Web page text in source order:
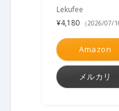
Lekufee
¥4,180
（2026/07/
Amazon
メルカリ